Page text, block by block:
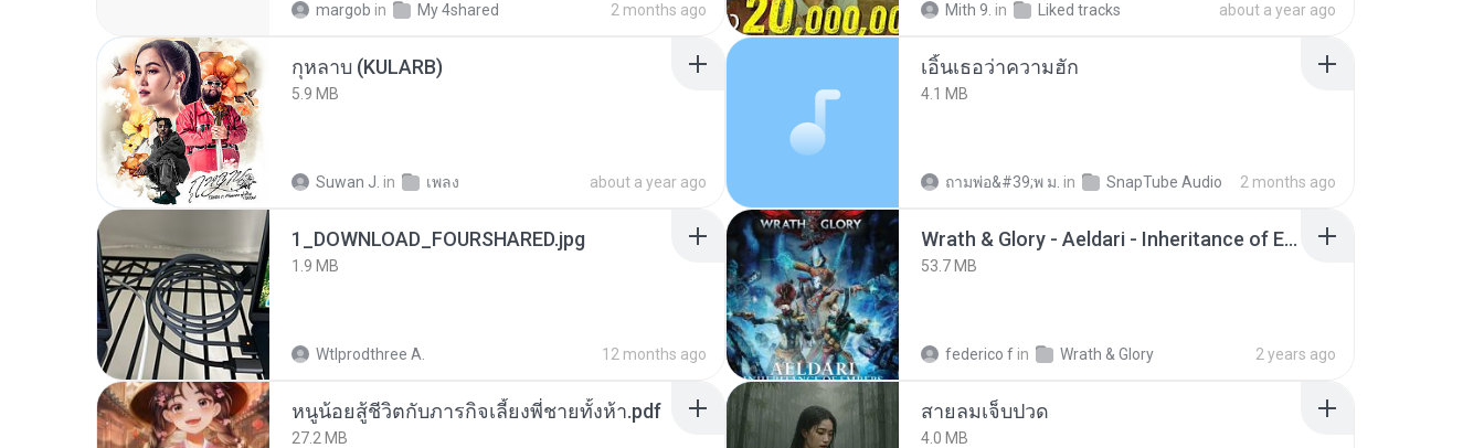
margob in My 4shared 2 months ago Mith 9. in Liked tracks about a year ago
กุหลาบ (KULARB)
5.9 MB
Suwan J. in เพลง about a year ago
เอิ้นเธอว่าความฮัก
4.1 MB
ถามพ่อ&#39;พ ม. in SnapTube Audio 2 months ago
1_DOWNLOAD_FOURSHARED.jpg
1.9 MB
Wtlprodthree A. 12 months ago
Wrath & Glory - Aeldari - Inheritance of Embers.pdf
53.7 MB
federico f in Wrath & Glory 2 years ago
หนูน้อยสู้ชีวิตกับภารกิจเลี้ยงพี่ชายทั้งห้า.pdf
27.2 MB
สายลมเจ็บปวด
4.0 MB